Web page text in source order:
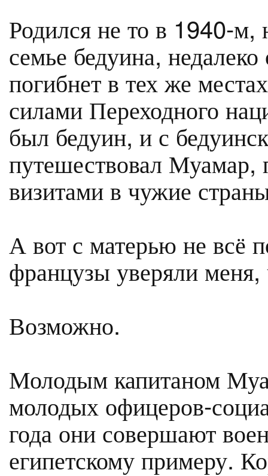
Родился не то в 1940-м,
семье бедуина,
погибнет в тех же
силами Переходного
был бедуин, и с
путешествовал Муамар,
визитами в чужие
А вот с матерью не всё
французы уверяли
Возможно.
Молодым капитаном
молодых офицеров-
года они совершают
египетскому примеру.